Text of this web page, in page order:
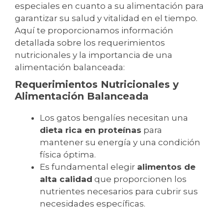
especiales en cuanto a su alimentación para
garantizar su salud y vitalidad en el tiempo.
Aquí te proporcionamos información
detallada sobre los requerimientos
nutricionales y la importancia de una
alimentación balanceada:
Requerimientos Nutricionales y
Alimentación Balanceada
Los gatos bengalíes necesitan una
dieta rica en proteínas para
mantener su energía y una condición
física óptima.
Es fundamental elegir alimentos de
alta calidad que proporcionen los
nutrientes necesarios para cubrir sus
necesidades específicas.